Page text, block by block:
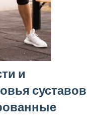
и
суставов